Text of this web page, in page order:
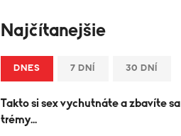
Najčítanejšie
DNES 7 DNÍ 30 DNÍ
Takto si sex vychutnáte a zbavíte sa
trémy...